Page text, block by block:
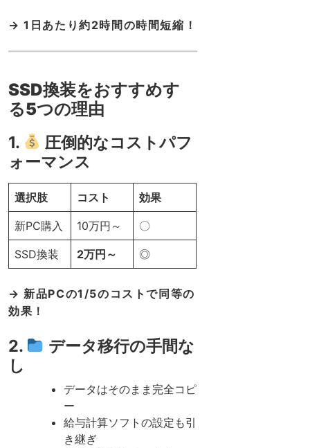
→ 1日あたり約2時間の時間短縮！
SSD換装をおすすめす
る5つの理由
1.
圧倒的なコストパフ
ォーマンス
選択肢 コスト 効果
新PC購入 10万円～ 〇
SSD換装 2万円～ ◎
→ 新品PCの1/5のコストで同等の
効果！
2.
データ移行の手間な
し
データはそのまま完全コピ
ー
給与計算ソフトの設定も引
き継ぎ